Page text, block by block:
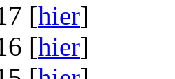
[hier]
[hier]